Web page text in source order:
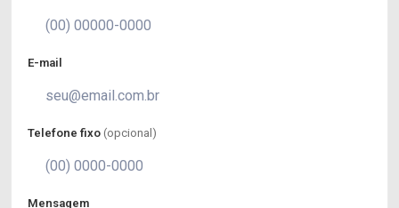
E-mail
Telefone fixo (opcional)
Mensagem